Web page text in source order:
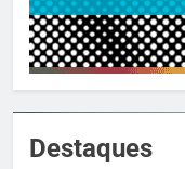
Destaques